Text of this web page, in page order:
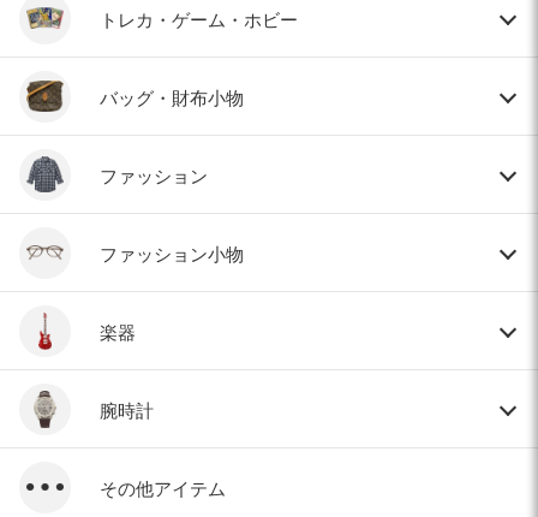
トレカ・ゲーム・ホビー
バッグ・財布小物
ファッション
ファッション小物
楽器
腕時計
その他アイテム